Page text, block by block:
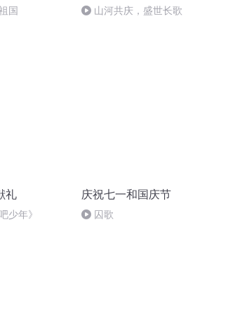
国 山河共庆，盛世长歌
礼
少年》
庆祝七一和国庆节
囚歌